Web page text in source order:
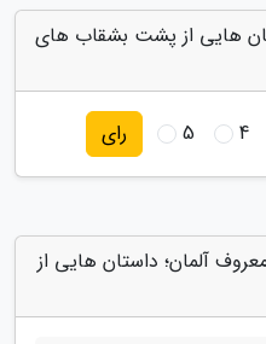
هایی از پشت بشقاب های
4
5 رای
آلمان؛ داستان هایی از